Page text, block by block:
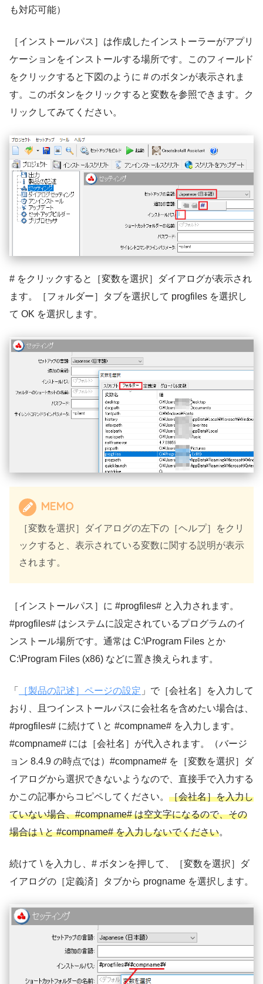
も対応可能）
［インストールパス］は作成したインストーラーがアプリ
ケーションをインストールする場所です。このフィールド
をクリックすると下図のように # のボタンが表示されま
す。このボタンをクリックすると変数を参照できます。ク
リックしてみてください。
# をクリックすると［変数を選択］ダイアログが表示され
ます。［フォルダー］タブを選択して progfiles を選択し
て OK を選択します。
MEMO
［変数を選択］ダイアログの左下の［ヘルプ］をクリ
ックすると、表示されている変数に関する説明が表示
されます。
［インストールパス］に #progfiles# と入力されます。
#progfiles# はシステムに設定されているプログラムのイ
ンストール場所です。通常は C:\Program Files とか
C:\Program Files (x86) などに置き換えられます。
「 ［製品の記述］ページの設定 」で［会社名］を入力して
おり、且つインストールパスに会社名を含めたい場合は、
#progfiles# に続けて \ と #compname# を入力します。
#compname# には［会社名］が代入されます。（バージ
ョン 8.4.9 の時点では）#compname# を［変数を選択］ダ
イアログから選択できないようなので、直接手で入力する
かこの記事からコピペしてください。 ［会社名］を入力し
ていない場合、#compname# は空文字になるので、その
場合は \ と #compname# を入力しないでください。
続けて \ を入力し、# ボタンを押して、［変数を選択］ダ
イアログの［定義済］タブから progname を選択します。